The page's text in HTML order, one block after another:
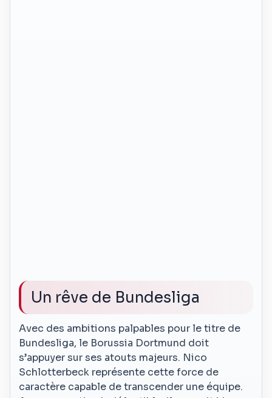
Un rêve de Bundesliga
Avec des ambitions palpables pour le titre de
Bundesliga, le Borussia Dortmund doit
s’appuyer sur ses atouts majeurs. Nico
Schlotterbeck représente cette force de
caractère capable de transcender une équipe.